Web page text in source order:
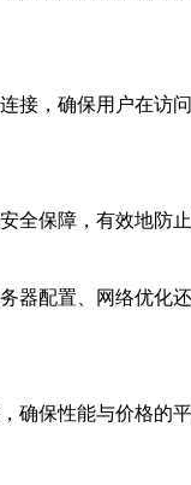
接，确保用户在访
保障，有效地防
配置、网络优化
确保性能与价格的平